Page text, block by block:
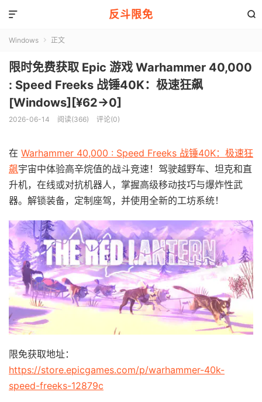
反斗限免 

Windows  正文
限时免费获取 Epic 游戏 Warhammer 40,000
: Speed Freeks 战锤40K：极速狂飙
[Windows][¥62→0]
2026-06-14 阅读(366) 评论(0)
在 Warhammer 40,000 : Speed Freeks 战锤40K：极速狂
飙宇宙中体验高辛烷值的战斗竞速！驾驶越野车、坦克和直
升机，在线或对抗机器人，掌握高级移动技巧与爆炸性武
器。解锁装备，定制座驾，并使用全新的工坊系统！
限免获取地址：
https://store.epicgames.com/p/warhammer-40k-
speed-freeks-12879c